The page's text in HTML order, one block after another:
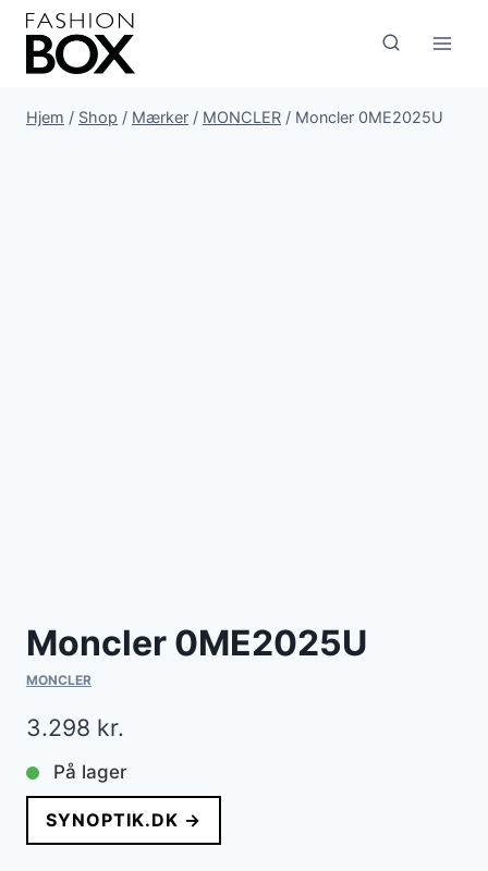
Fortsæt
indhold
Hjem / Shop / Mærker / MONCLER / Moncler 0ME2025U
Moncler 0ME2025U
MONCLER
3.298 kr.
På lager
SYNOPTIK.DK →